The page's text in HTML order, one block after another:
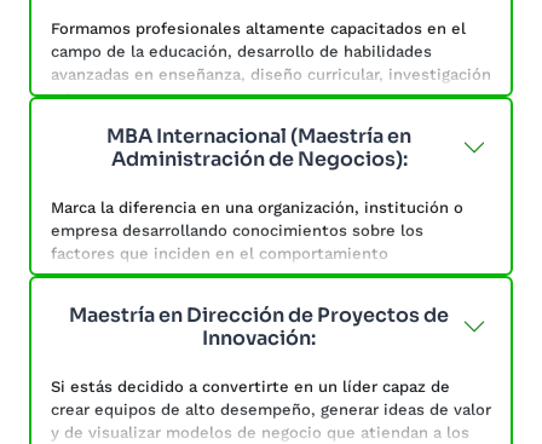
Formamos profesionales altamente capacitados en el
campo de la educación, desarrollo de habilidades
avanzadas en enseñanza, diseño curricular, investigación
educativa y liderazgo pedagógico.
Estarás preparado para asumir roles de liderazgo y
mejorar la calidad de la enseñanza y el aprendizaje.
Aprenderás de Multimedia educativa, Instrumentos de
evaluación, Innovación educativa y Programas por
competencias.
MBA Internacional (Maestría en
Administración de Negocios):
Marca la diferencia en una organización, institución o
empresa desarrollando conocimientos sobre los
factores que inciden en el comportamiento
organizacional, a fin de gestionar estratégicamente los
que generen ventajas competitivas.
empresas. Desarrolla habilidades de liderazgo, toma de
decisiones y resolución de problemas.
Maestría en Dirección de Proyectos de
Innovación:
Si estás decidido a convertirte en un líder capaz de
crear equipos de alto desempeño, generar ideas de valor
y de visualizar modelos de negocio que atiendan a los